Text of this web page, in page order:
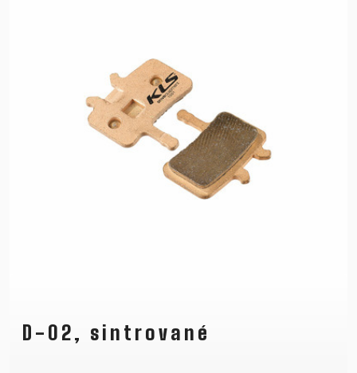
D-02, sintrované